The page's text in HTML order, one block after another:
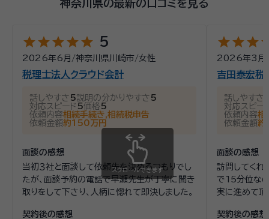
神奈川県の最新の口コミを見る
starstarstarstarstar 5
2026年6月 /神奈川県川崎市/女性
税理士法人クラウド会計
話しやすさ 5説明の分かりやすさ 5
対応スピード 5価格 5
依頼内容相続手続き,相続税申告
依頼金額約150万円
面談の感想
当初３社と面談して依頼先を決めるつもりでし
たが、面談予約の電話で早瀬先生が丁寧に聞き
取りをして下さり、人柄に惚れて即決しました。
契約後の感想
starstarstar
2026年3月
吉田泰宏税
話しやすさ
対応スピー
依頼内容相
依頼金額約
面談の感想
訪問してくれ
で15分位な
実に進めて頂
契約後の感想
スクロールできます